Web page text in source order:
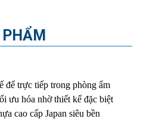
để trực tiếp trong phòng ẩm
ưu hóa nhờ thiết kế đặc biệt
cao cấp Japan siêu bền